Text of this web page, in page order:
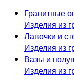
Гранитные
Изделия из
Лавочки и
Изделия из
Вазы и
Изделия из